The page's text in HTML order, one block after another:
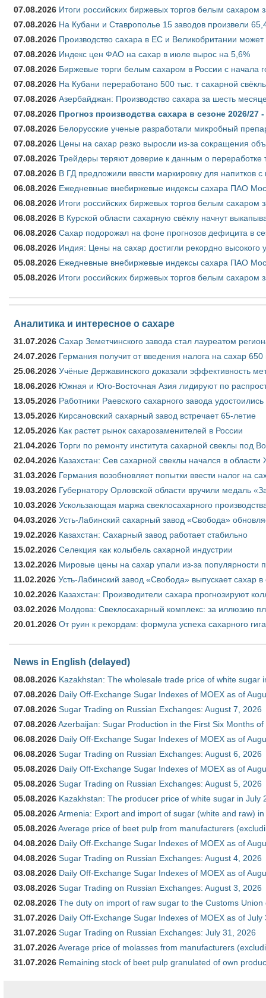
07.08.2026 Итоги российских биржевых торгов белым сахаром
07.08.2026 На Кубани и Ставрополье 15 заводов произвели
07.08.2026 Производство сахара в ЕС и Великобритании
07.08.2026 Индекс цен ФАО на сахар в июле вырос на 5,6%
07.08.2026 Биржевые торги белым сахаром в России с начала
07.08.2026 На Кубани переработано 500 тыс. т сахарной
07.08.2026 Азербайджан: Производство сахара за шесть
07.08.2026 Прогноз производства сахара в сезоне 2026/
07.08.2026 Белорусские ученые разработали микробный
07.08.2026 Цены на сахар резко выросли из-за сокращения
07.08.2026 Трейдеры теряют доверие к данным о переработке
07.08.2026 В ГД предложили ввести маркировку для напитков
06.08.2026 Ежедневные внебиржевые индексы сахара ПАО
06.08.2026 Итоги российских биржевых торгов белым сахаром
06.08.2026 В Курской области сахарную свёклу начнут
06.08.2026 Сахар подорожал на фоне прогнозов дефицита в
06.08.2026 Индия: Цены на сахар достигли рекордно высокого
05.08.2026 Ежедневные внебиржевые индексы сахара ПАО
05.08.2026 Итоги российских биржевых торгов белым сахаром
Аналитика и интересное о сахаре
31.07.2026 Сахар Земетчинского завода стал лауреатом
24.07.2026 Германия получит от введения налога на сахар
25.06.2026 Учёные Державинского доказали эффективность
18.06.2026 Южная и Юго-Восточная Азия лидируют по
13.05.2026 Работники Раевского сахарного завода удостоились
13.05.2026 Кирсановский сахарный завод встречает 65-летие
12.05.2026 Как растет рынок сахарозаменителей в России
21.04.2026 Торги по ремонту института сахарной свеклы под
02.04.2026 Казахстан: Сев сахарной свеклы начался в области
31.03.2026 Германия возобновляет попытки ввести налог на
19.03.2026 Губернатору Орловской области вручили медаль
10.03.2026 Ускользающая маржа свеклосахарного
04.03.2026 Усть-Лабинский сахарный завод «Свобода»
19.02.2026 Казахстан: Сахарный завод работает стабильно
15.02.2026 Селекция как колыбель сахарной индустрии
13.02.2026 Мировые цены на сахар упали из-за популярности
11.02.2026 Усть-Лабинский завод «Свобода» выпускает сахар в
10.02.2026 Казахстан: Производители сахара прогнозируют
03.02.2026 Молдова: Свеклосахарный комплекс: за иллюзию
20.01.2026 От руин к рекордам: формула успеха сахарного
News in English (delayed)
08.08.2026 Kazakhstan: The wholesale trade price of white sugar
07.08.2026 Daily Off-Exchange Sugar Indexes of MOEX as of
07.08.2026 Sugar Trading on Russian Exchanges: August 7, 2026
07.08.2026Azerbaijan: Sugar Production in the First Six Months of
06.08.2026 Daily Off-Exchange Sugar Indexes of MOEX as of
06.08.2026 Sugar Trading on Russian Exchanges: August 6, 2026
05.08.2026 Daily Off-Exchange Sugar Indexes of MOEX as of
05.08.2026 Sugar Trading on Russian Exchanges: August 5, 2026
05.08.2026 Kazakhstan: The producer price of white sugar in July
05.08.2026Armenia: Export and import of sugar (white and raw)
05.08.2026Average price of beet pulp from manufacturers
04.08.2026 Daily Off-Exchange Sugar Indexes of MOEX as of
04.08.2026 Sugar Trading on Russian Exchanges: August 4, 2026
03.08.2026 Daily Off-Exchange Sugar Indexes of MOEX as of
03.08.2026 Sugar Trading on Russian Exchanges: August 3, 2026
02.08.2026 The duty on import of raw sugar to the Customs
31.07.2026 Daily Off-Exchange Sugar Indexes of MOEX as of July
31.07.2026 Sugar Trading on Russian Exchanges: July 31, 2026
31.07.2026Average price of molasses from manufacturers
31.07.2026 Remaining stock of beet pulp granulated of own